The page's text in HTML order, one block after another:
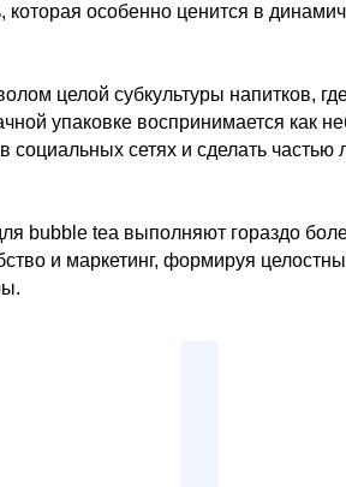
которая особенно ценится в
целой субкультуры напитков,
упаковке воспринимается как
сетях и сделать частью
bubble tea выполняют гораздо
и маркетинг, формируя